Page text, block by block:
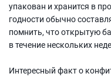
упакован и хранится в
годности обычно
помнить, что открытую
в течение нескольких
Интересный факт о